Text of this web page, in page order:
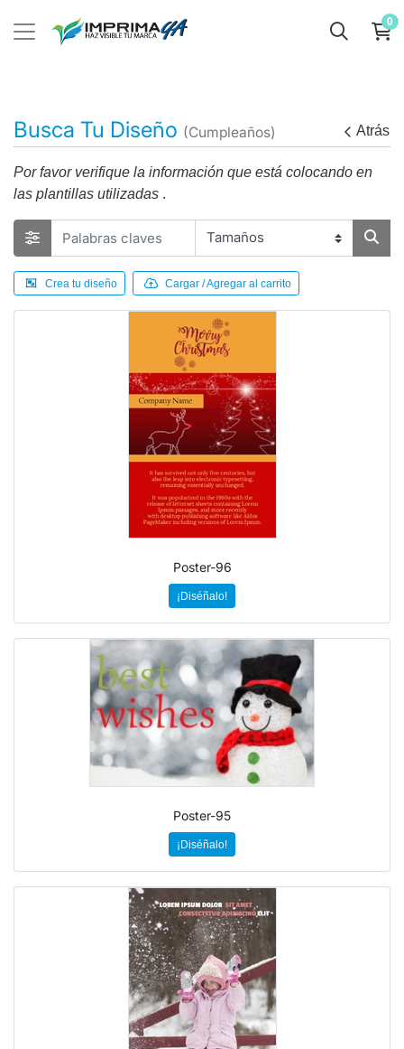
0
Busca Tu Diseño (Cumpleaños) Atrás
Por favor verifique la información que está colocando en
las plantillas utilizadas .
Crea tu diseño Cargar / Agregar al carrito
Poster-96
¡Diséñalo!
Poster-95
¡Diséñalo!